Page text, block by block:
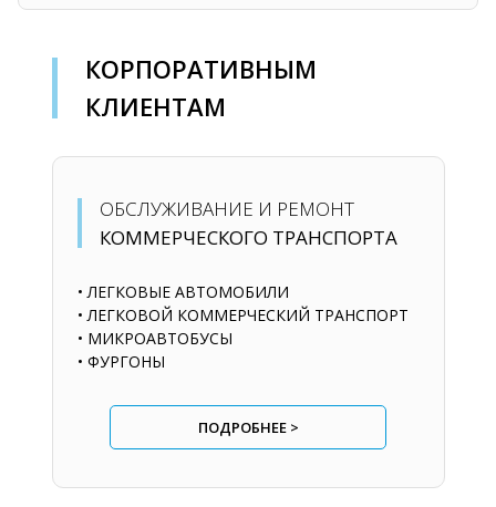
КОРПОРАТИВНЫМ
КЛИЕНТАМ
• ЛЕГКОВЫЕ АВТОМОБИЛИ
• ЛЕГКОВОЙ КОММЕРЧЕСКИЙ ТРАНСПОРТ
• МИКРОАВТОБУСЫ
• ФУРГОНЫ
ОБСЛУЖИВАНИЕ И РЕМОНТ
КОММЕРЧЕСКОГО ТРАНСПОРТА
ПОДРОБНЕЕ >